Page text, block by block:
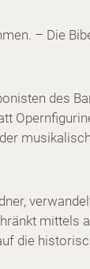
– Die
des
mittels
die